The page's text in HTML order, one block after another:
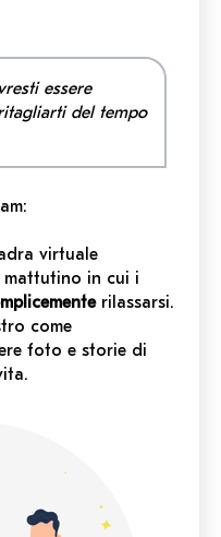
essere
del tempo
:
virtuale
in cui i
rilassarsi.
come
foto e storie di